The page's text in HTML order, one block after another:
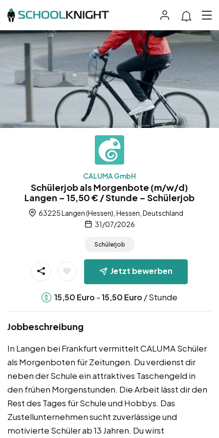
CALUMA GmbH
Schülerjob als Morgenbote (m/w/d)
Langen – 15,50 € / Stunde – Schülerjob
63225 Langen (Hessen), Hessen, Deutschland
31/07/2026
Schülerjob
Jetzt bewerben
15,50 Euro -15,50 Euro / Stunde
Jobbeschreibung
In Langen bei Frankfurt vermittelt CALUMA Schüler
als Morgenboten für Zeitungen. Du verdienst dir
neben der Schule ein attraktives Taschengeld in
den frühen Morgenstunden. Die Arbeit lässt dir den
Rest des Tages für Schule und Hobbys. Das
Zustellunternehmen sucht zuverlässige und
motivierte Schüler ab 13 Jahren. Du wirst